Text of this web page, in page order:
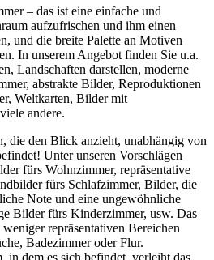
– das ist eine einfache und
aufzufrischen und ihm einen
und die breite Palette an Motiven
In unserem Angebot finden Sie u.a.
Landschaften darstellen, moderne
abstrakte Bilder, Reproduktionen
Weltkarten, Bilder mit
andere.
die den Blick anzieht, unabhängig von
Unter unseren Vorschlägen
fürs Wohnzimmer, repräsentative
fürs Schlafzimmer, Bilder, die
Note und eine ungewöhnliche
Bilder fürs Kinderzimmer, usw. Das
repräsentativen Bereichen
Badezimmer oder Flur.